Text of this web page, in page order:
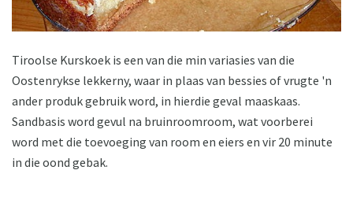
Tiroolse Kurskoek is een van die min variasies van die
Oostenrykse lekkerny, waar in plaas van bessies of vrugte 'n
ander produk gebruik word, in hierdie geval maaskaas.
Sandbasis word gevul na bruinroomroom, wat voorberei
word met die toevoeging van room en eiers en vir 20 minute
in die oond gebak.